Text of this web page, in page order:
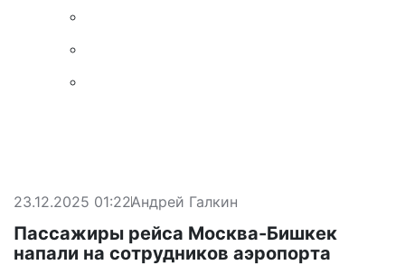
23.12.2025 01:22Андрей Галкин
Пассажиры рейса Москва-Бишкек
напали на сотрудников аэропорта